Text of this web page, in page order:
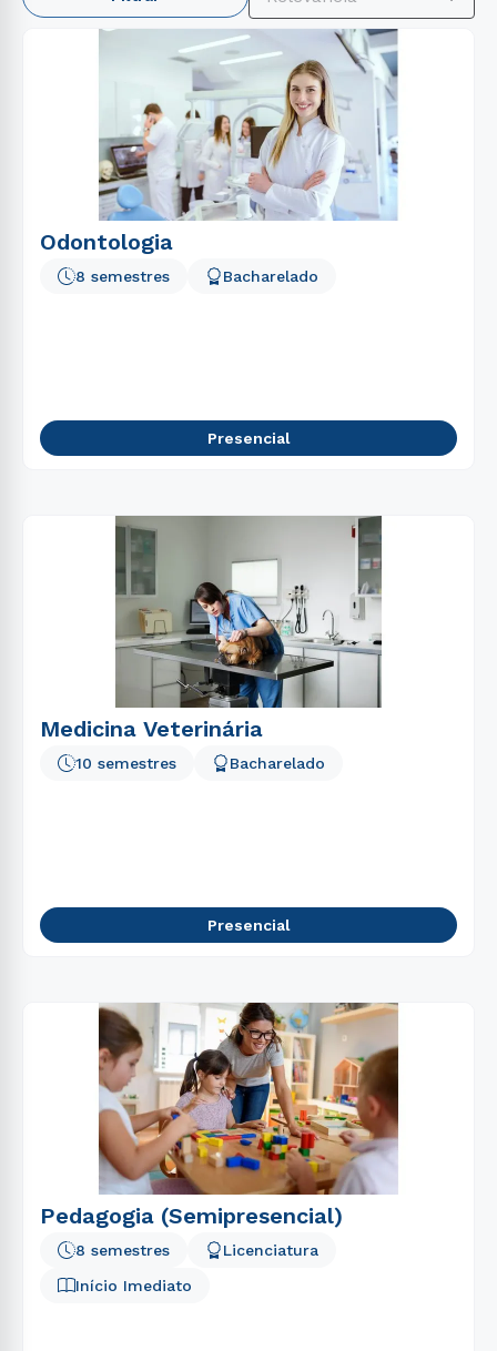
Odontologia
8 semestres Bacharelado
Presencial
Medicina Veterinária
10 semestres Bacharelado
Presencial
Pedagogia (Semipresencial)
8 semestres
Licenciatura
Início Imediato
2
engenharia
enfermagem
4
direito
5º
gestão
6º
pedagogia
8º
biomedicina